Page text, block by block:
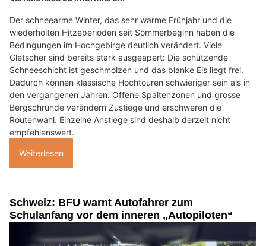
Der schneearme Winter, das sehr warme Frühjahr und die
wiederholten Hitzeperioden seit Sommerbeginn haben die
Bedingungen im Hochgebirge deutlich verändert. Viele
Gletscher sind bereits stark ausgeapert: Die schützende
Schneeschicht ist geschmolzen und das blanke Eis liegt frei.
Dadurch können klassische Hochtouren schwieriger sein als in
den vergangenen Jahren. Offene Spaltenzonen und grosse
Bergschründe verändern Zustiege und erschweren die
Routenwahl. Einzelne Anstiege sind deshalb derzeit nicht
empfehlenswert.
Weiterlesen
Schweiz: BFU warnt Autofahrer zum
Schulanfang vor dem inneren „Autopiloten“